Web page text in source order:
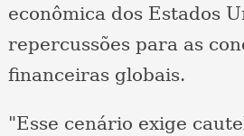
econômica dos Estados
repercussões para as
financeiras globais.
"Esse cenário exige